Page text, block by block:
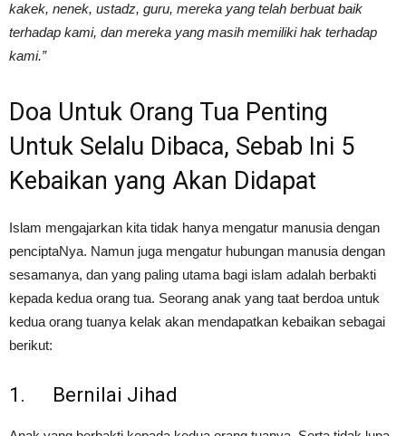
kakek, nenek, ustadz, guru, mereka yang telah berbuat baik
terhadap kami, dan mereka yang masih memiliki hak terhadap
kami.”
Doa Untuk Orang Tua Penting
Untuk Selalu Dibaca, Sebab Ini 5
Kebaikan yang Akan Didapat
Islam mengajarkan kita tidak hanya mengatur manusia dengan
penciptaNya. Namun juga mengatur hubungan manusia dengan
sesamanya, dan yang paling utama bagi islam adalah berbakti
kepada kedua orang tua. Seorang anak yang taat berdoa untuk
kedua orang tuanya kelak akan mendapatkan kebaikan sebagai
berikut:
1. Bernilai Jihad